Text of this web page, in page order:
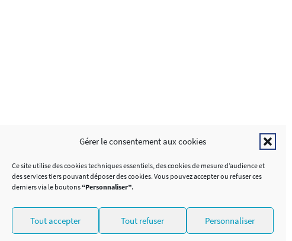
Gérer le consentement aux cookies
Ce site utilise des cookies techniques essentiels, des cookies de mesure d’audience et
des services tiers pouvant déposer des cookies. Vous pouvez accepter ou refuser ces
derniers via le boutons“Personnaliser”.
Tout accepter Tout refuser Personnaliser
Matomo Analytics
SUIVEZ-NOUS